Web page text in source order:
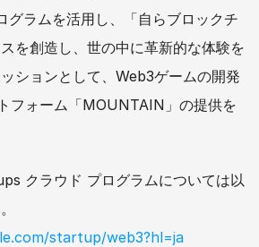
グラムを活用し、「自らブロックチ
を創造し、世の中に革新的な体験を
ションとして、Web3ゲームの開発
フォーム「MOUNTAIN」の提供を
クラウド プログラムについては以
startup/web3?hl=ja